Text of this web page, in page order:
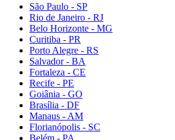
São Paulo - SP
Rio de Janeiro - RJ
Belo Horizonte - MG
Curitiba - PR
Porto Alegre - RS
Salvador - BA
Fortaleza - CE
Recife - PE
Goiânia - GO
Brasília - DF
Manaus - AM
Florianópolis - SC
Belém - PA